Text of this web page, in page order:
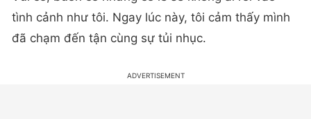
tình cảnh như tôi. Ngay lúc này, tôi cảm thấy mình
đã chạm đến tận cùng sự tủi nhục.